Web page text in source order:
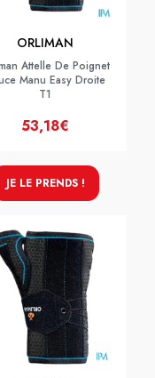
ORLIMAN
Attelle De Poignet
Manu Easy Droite
T1
53,18€
JE LE PRENDS !